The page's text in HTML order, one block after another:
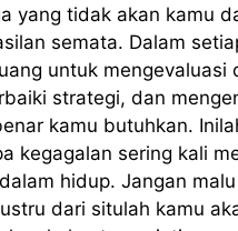
yang tidak akan kamu
semata. Dalam
untuk mengevaluasi
strategi, dan
kamu butuhkan.
kegagalan sering kali
hidup. Jangan
dari situlah kamu